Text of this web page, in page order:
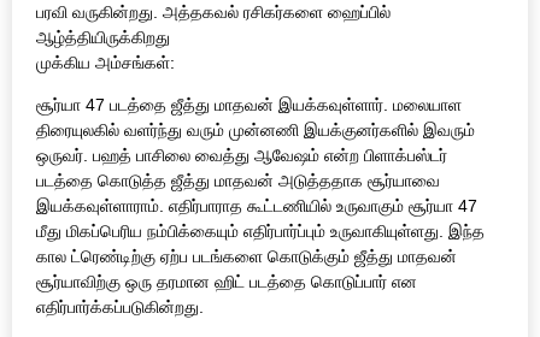
பரவி வருகின்றது. அத்தகவல் ரசிகர்களை ஹைப்பில்
ஆழ்த்தியிருக்கிறது
முக்கிய அம்சங்கள்:
சூர்யா 47 படத்தை ஜீத்து மாதவன் இயக்கவுள்ளார். மலையாள
திரையுலகில் வளர்ந்து வரும் முன்னணி இயக்குனர்களில் இவரும்
ஒருவர். பஹத் பாசிலை வைத்து ஆவேஷம் என்ற பிளாக்பஸ்டர்
படத்தை கொடுத்த ஜீத்து மாதவன் அடுத்ததாக சூர்யாவை
இயக்கவுள்ளாராம். எதிர்பாராத கூட்டணியில் உருவாகும் சூர்யா 47
மீது மிகப்பெரிய நம்பிக்கையும் எதிர்பார்ப்பும் உருவாகியுள்ளது. இந்த
கால ட்ரெண்டிற்கு ஏற்ப படங்களை கொடுக்கும் ஜீத்து மாதவன்
சூர்யாவிற்கு ஒரு தரமான ஹிட் படத்தை கொடுப்பார் என
எதிர்பார்க்கப்படுகின்றது.